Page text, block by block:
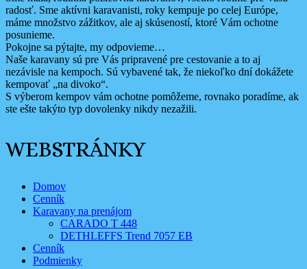
radosť. Sme aktívni karavanisti, roky kempuje po celej Európe,
máme množstvo zážitkov, ale aj skúseností, ktoré Vám ochotne
posunieme.
Pokojne sa pýtajte, my odpovieme…
Naše karavany sú pre Vás pripravené pre cestovanie a to aj
nezávisle na kempoch. Sú vybavené tak, že niekoľko dní dokážete
kempovať „na divoko“.
S výberom kempov vám ochotne pomôžeme, rovnako poradíme, ak
ste ešte takýto typ dovolenky nikdy nezažili.
WEBSTRÁNKY
Domov
Cenník
Karavany na prenájom
CARADO T 448
DETHLEFFS Trend 7057 EB
Cenník
Podmienky